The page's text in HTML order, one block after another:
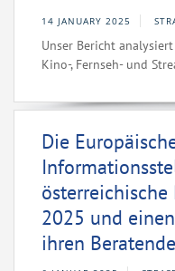
14 JANUARY 2025
Unser Bericht
Kino-, Fernseh- und
Die
2025 und
ihren